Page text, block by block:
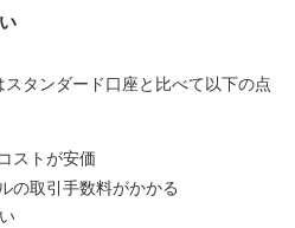
スタンダード口座と比べて以下の点
ストが安価
の取引手数料がかかる